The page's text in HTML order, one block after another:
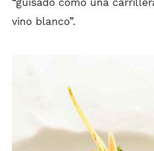
vino blanco”.